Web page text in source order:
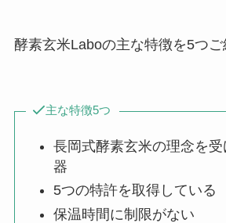
酵素玄米Laboの主な特徴を5つ
主な特徴5つ
長岡式酵素玄米の理念を
器
5つの特許を取得している
保温時間に制限がない